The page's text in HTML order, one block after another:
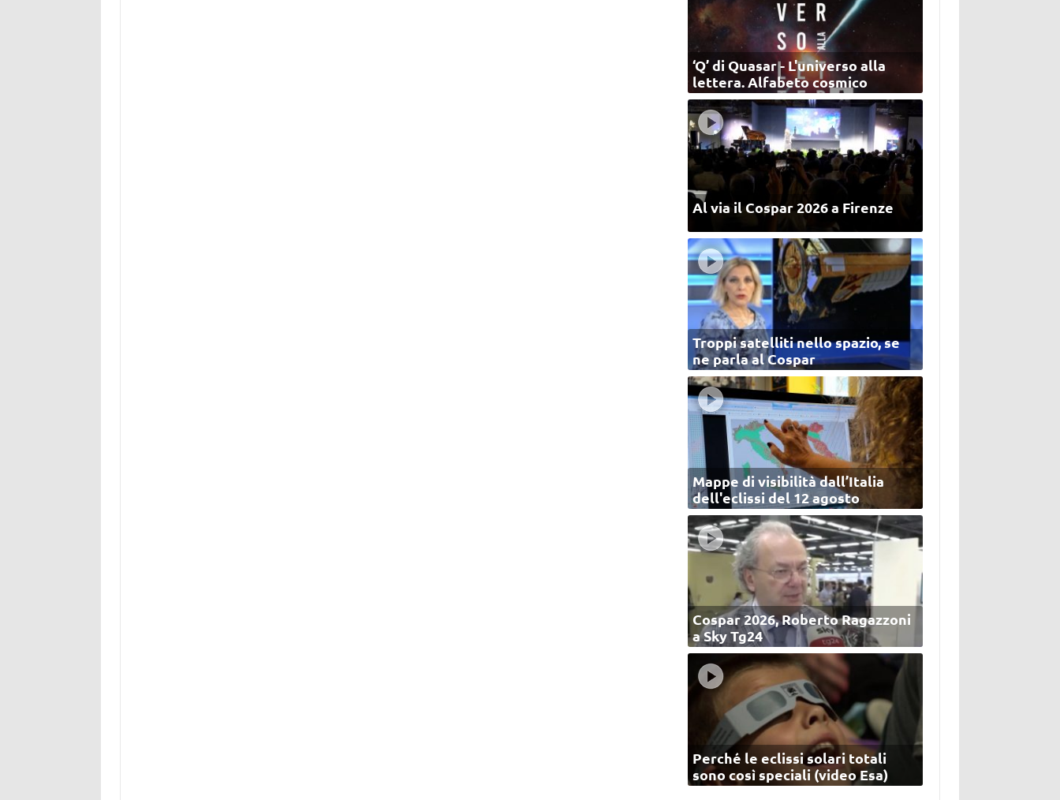
‘Q’ di Quasar - L'universo alla
lettera. Alfabeto cosmico
Al via il Cospar 2026 a Firenze
Troppi satelliti nello spazio, se
ne parla al Cospar
Mappe di visibilità dall’Italia
dell'eclissi del 12 agosto
Cospar 2026, Roberto Ragazzoni
a Sky Tg24
Perché le eclissi solari totali
sono così speciali (video Esa)